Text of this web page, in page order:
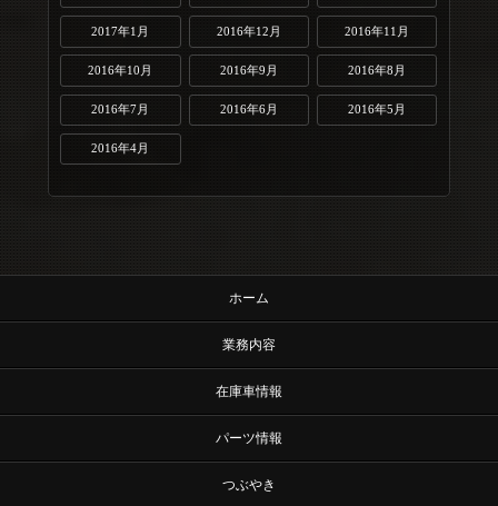
2017年1月 2016年12月 2016年11月
2016年10月 2016年9月 2016年8月
2016年7月 2016年6月 2016年5月
2016年4月
ホーム
業務内容
在庫車情報
パーツ情報
つぶやき